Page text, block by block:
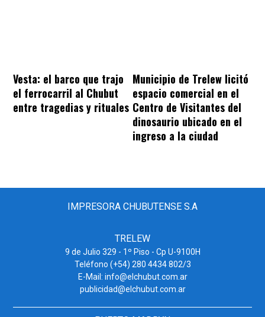
Vesta: el barco que trajo
el ferrocarril al Chubut
entre tragedias y rituales
Municipio de Trelew licitó
espacio comercial en el
Centro de Visitantes del
dinosaurio ubicado en el
ingreso a la ciudad
IMPRESORA CHUBUTENSE S.A
TRELEW
9 de Julio 329 - 1º Piso - Cp U-9100H
Teléfono (+54) 280 4434 802/3
E-Mail: info@elchubut.com.ar
publicidad@elchubut.com.ar